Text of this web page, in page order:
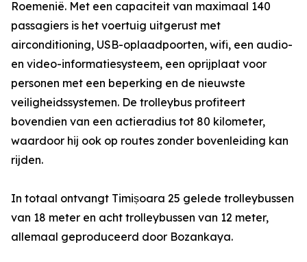
Roemenië. Met een capaciteit van maximaal 140
passagiers is het voertuig uitgerust met
airconditioning, USB-oplaadpoorten, wifi, een audio-
en video-informatiesysteem, een oprijplaat voor
personen met een beperking en de nieuwste
veiligheidssystemen. De trolleybus profiteert
bovendien van een actieradius tot 80 kilometer,
waardoor hij ook op routes zonder bovenleiding kan
rijden.
In totaal ontvangt Timișoara 25 gelede trolleybussen
van 18 meter en acht trolleybussen van 12 meter,
allemaal geproduceerd door Bozankaya.